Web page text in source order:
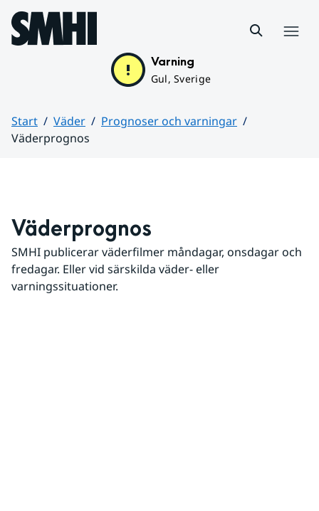
Hoppa till sidans innehåll
Varning
Gul, Sverige
Start Väder
Prognoser och varningar
Väderprognos
Väderprognos
SMHI publicerar väderfilmer måndagar, onsdagar och
fredagar. Eller vid särskilda väder- eller
varningssituationer.